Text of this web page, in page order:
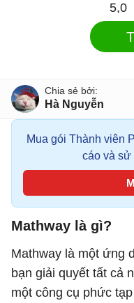
5,0
Hà Nguyễn
Mua gói Thành viên
cáo và sử
Mathway là gì?
Mathway là một ứng
bạn giải quyết tất cả
một công cụ phức